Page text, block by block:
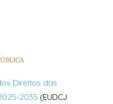
Direitos das
2035 (EUDCJ